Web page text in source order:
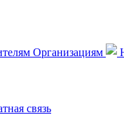
Организациям
связь